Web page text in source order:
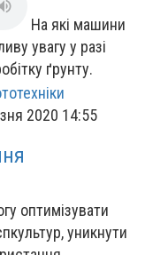
На які машини
увагу у разі
ґрунту.
2020 14:55
оптимізувати
уникнути